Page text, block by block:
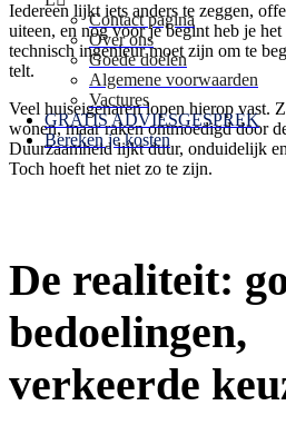
Contact pagina
Over ons
Goede doelen
Algemene voorwaarden
Vactures
GRATIS ADVIESGESPREK
Bereken je kosten
Iedereen lijkt iets anders te zeggen,
uiteen, en nog voor je begint heb je het
technisch ingenieur moet zijn om te
telt.
Veel huiseigenaren lopen hierop vast.
wonen, maar raken ontmoedigd door
Duurzaamheid lijkt duur, onduidelijk
Toch hoeft het niet zo te zijn.
De realiteit:
bedoelingen,
verkeerde